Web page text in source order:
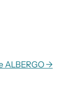
ALBERGO →